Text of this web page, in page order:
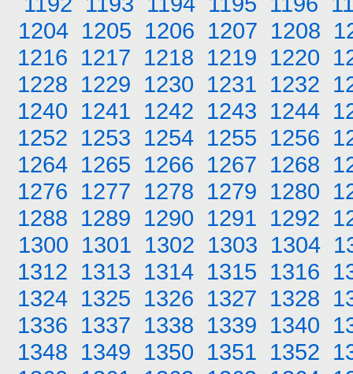
1204 1205 1206 1207 1208
1216 1217 1218 1219 1220
1228 1229 1230 1231 1232
1240 1241 1242 1243 1244
1252 1253 1254 1255 1256
1264 1265 1266 1267 1268
1276 1277 1278 1279 1280
1288 1289 1290 1291 1292
1300 1301 1302 1303 1304
1312 1313 1314 1315 1316
1324 1325 1326 1327 1328
1336 1337 1338 1339 1340
1348 1349 1350 1351 1352